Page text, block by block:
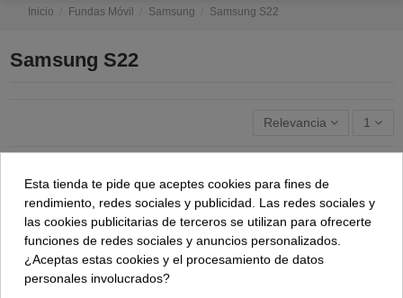
Inicio Fundas Móvil Samsung Samsung S22
Samsung S22
Relevancia 1
Esta tienda te pide que aceptes cookies para fines de
rendimiento, redes sociales y publicidad. Las redes sociales y
las cookies publicitarias de terceros se utilizan para ofrecerte
funciones de redes sociales y anuncios personalizados.
¿Aceptas estas cookies y el procesamiento de datos
personales involucrados?